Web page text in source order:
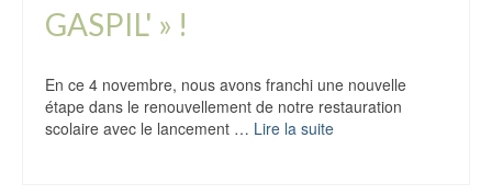
GASPIL' » !
En ce 4 novembre, nous avons franchi une nouvelle
étape dans le renouvellement de notre restauration
scolaire avec le lancement … Lire la suite